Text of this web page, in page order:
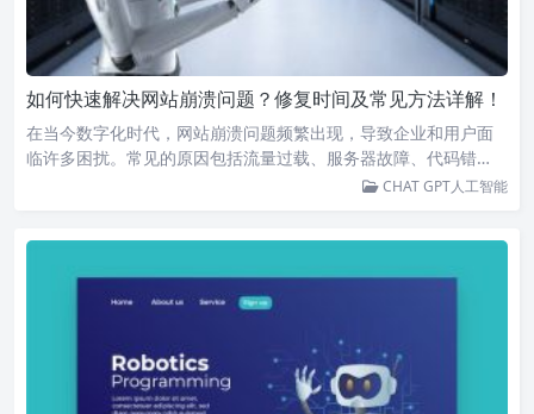
如何快速解决网站崩溃问题？修复时间及常见方法详解！
在当今数字化时代，网站崩溃问题频繁出现，导致企业和用户面
临许多困扰。常见的原因包括流量过载、服务器故障、代码错…
CHAT GPT人工智能